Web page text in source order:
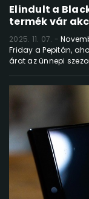
Elindult a
termék vár
2025. 11. 07.
Friday a Pepitán,
árat az ünnepi